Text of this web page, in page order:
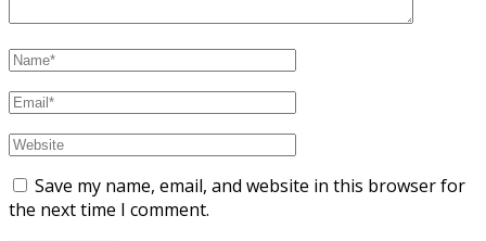
Save my name, email, and website in this browser for
the next time I comment.